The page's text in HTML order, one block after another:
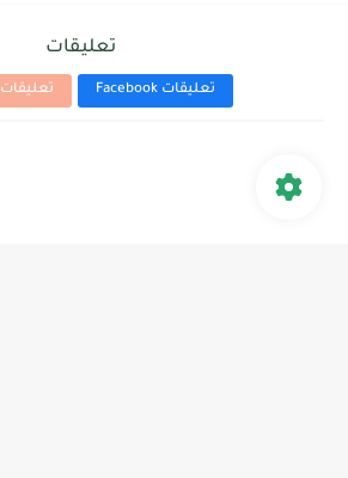
تعليقات
تعليقات Facebook تعليقات Blogger